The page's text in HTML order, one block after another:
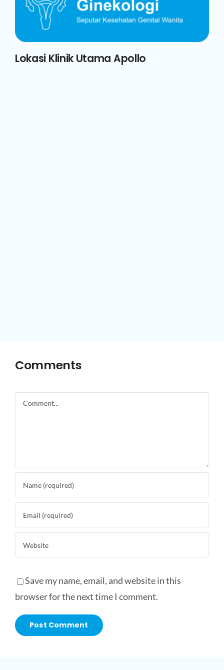
Lokasi Klinik Utama Apollo
Comments
Comment
Save my name, email, and website in this
browser for the next time I comment.